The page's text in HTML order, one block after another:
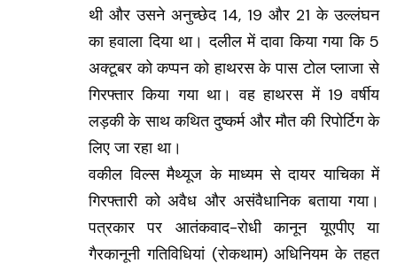
थी और उसने अनुच्छेद 14, 19 और 21 के उल्लंघन
का हवाला दिया था। दलील में दावा किया गया कि 5
अक्टूबर को कप्पन को हाथरस के पास टोल प्लाजा से
गिरफ्तार किया गया था। वह हाथरस में 19 वर्षीय
लड़की के साथ कथित दुष्कर्म और मौत की रिपोर्टिग के
लिए जा रहा था।
वकील विल्स मैथ्यूज के माध्यम से दायर याचिका में
गिरफ्तारी को अवैध और असंवैधानिक बताया गया।
पत्रकार पर आतंकवाद-रोधी कानून यूएपीए या
गैरकानूनी गतिविधियां (रोकथाम) अधिनियम के तहत